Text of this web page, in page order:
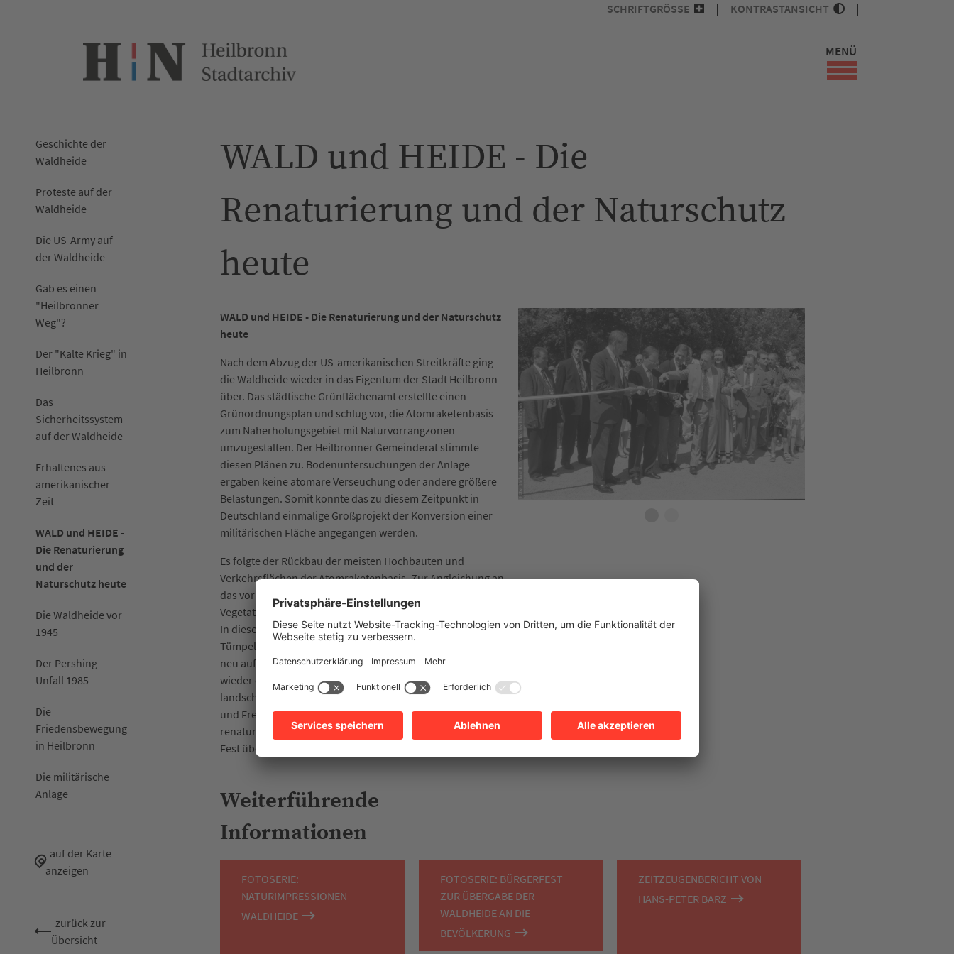
SCHRIFTGRÖSSE KONTRASTANSICHT
MENÜ
Geschichte der
Waldheide
Proteste auf der
Waldheide
Die US-Army auf
der Waldheide
Gab es einen
"Heilbronner
Weg"?
Der "Kalte Krieg" in
Heilbronn
Das
Sicherheitssystem
auf der Waldheide
Erhaltenes aus
amerikanischer
Zeit
WALD und HEIDE -
Die Renaturierung
und der
Naturschutz heute
Die Waldheide vor
1945
Der Pershing-
Unfall 1985
Die
Friedensbewegung
in Heilbronn
Die militärische
Anlage
auf der Karte
anzeigen
zurück zur
Übersicht
WALD und HEIDE - Die
Renaturierung und der Naturschutz
heute
WALD und HEIDE - Die Renaturierung und der Naturschutz
heute
Nach dem Abzug der US-amerikanischen Streitkräfte ging
die Waldheide wieder in das Eigentum der Stadt Heilbronn
über. Das städtische Grünflächenamt erstellte einen
Grünordnungsplan und schlug vor, die Atomraketenbasis
zum Naherholungsgebiet mit Naturvorrangzonen
umzugestalten. Der Heilbronner Gemeinderat stimmte
diesen Plänen zu. Bodenuntersuchungen der Anlage
ergaben keine atomare Verseuchung oder andere größere
Belastungen. Somit konnte das zu diesem Zeitpunkt in
Deutschland einmalige Großprojekt der Konversion einer
militärischen Fläche angegangen werden.
Es folgte der Rückbau der meisten Hochbauten und
Verkehrsflächen der Atomraketenbasis. Zur Angleichung an
das vorhandene Gelände und zur Schaffung einer
Vegetationsschicht wurden die Flächen mit Boden angefüllt.
In diesem Zuge entstanden Wiesen- und Ruderalflächen.
Tümpel und Feuchtbereiche wurden angelegt sowie Wald
neu aufgeforstet. Die Beweidung der Heideflächen wurde
wieder etabliert. Darüber hinaus erhielt das Gelände eine
landschaftsplanerische Gestaltung mit Aussichtspunkten
und Freizeitbereichen. Am 21. Juli 1996 wurde die
renaturierte Waldheide der Bevölkerung mit einem großen
Fest übergeben.
Weiterführende
Informationen
FOTOSERIE:
NATURIMPRESSIONEN
WALDHEIDE
FOTOSERIE: BÜRGERFEST
ZUR ÜBERGABE DER
WALDHEIDE AN DIE
BEVÖLKERUNG
ZEITZEUGENBERICHT VON
HANS-PETER BARZ